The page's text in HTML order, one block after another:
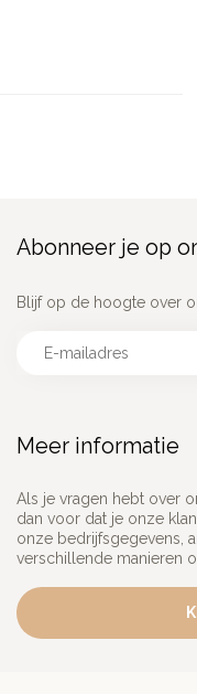
Meer informatie
Als je vragen hebt over
dan voor dat je onze
onze bedrijfsgegevens,
verschillende manieren
Abonneer je op
Blijf op de hoogte over